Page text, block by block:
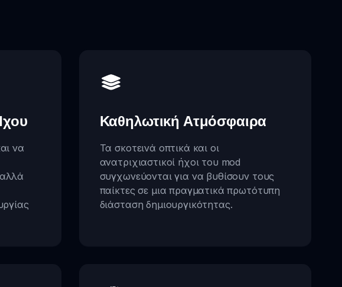
να
Καθηλωτική Ατμόσφαιρα
Τα σκοτεινά οπτικά και οι
ανατριχιαστικοί ήχοι του mod
συγχωνεύονται για να βυθίσουν τους
παίκτες σε μια πραγματικά πρωτότυπη
διάσταση δημιουργικότητας.